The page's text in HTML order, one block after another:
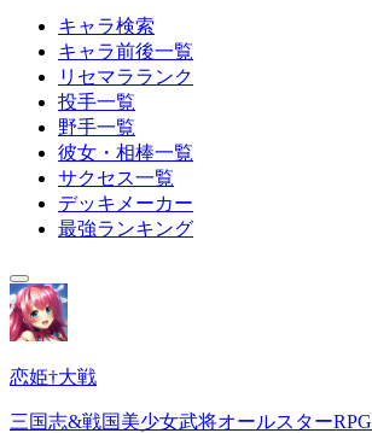
キャラ検索
キャラ前後一覧
リセマラランク
投手一覧
野手一覧
彼女・相棒一覧
サクセス一覧
デッキメーカー
最強ランキング
恋姫†大戦
三国志&戦国美少女武将オールスターRPG